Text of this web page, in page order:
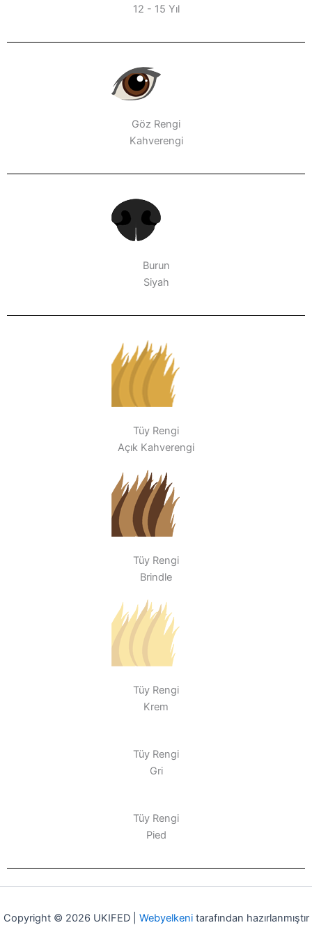
12 - 15 Yıl
Göz Rengi
Kahverengi
Burun
Siyah
Tüy Rengi
Açık Kahverengi
Tüy Rengi
Brindle
Tüy Rengi
Krem
Tüy Rengi
Gri
Tüy Rengi
Pied
Copyright © 2026 UKIFED | Webyelkenitarafından hazırlanmıştır